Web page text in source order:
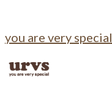
you are very special